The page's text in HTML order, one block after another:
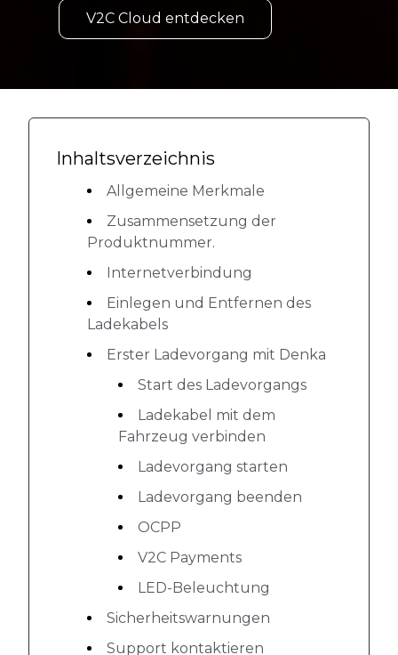
V2C Cloud entdecken
Inhaltsverzeichnis
Allgemeine Merkmale
Zusammensetzung der
Produktnummer.
Internetverbindung
Einlegen und Entfernen des
Ladekabels
Erster Ladevorgang mit Denka
Start des Ladevorgangs
Ladekabel mit dem
Fahrzeug verbinden
Ladevorgang starten
Ladevorgang beenden
OCPP
V2C Payments
LED-Beleuchtung
Sicherheitswarnungen
Support kontaktieren